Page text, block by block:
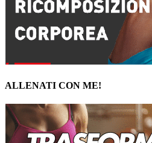
ALLENATI CON ME!